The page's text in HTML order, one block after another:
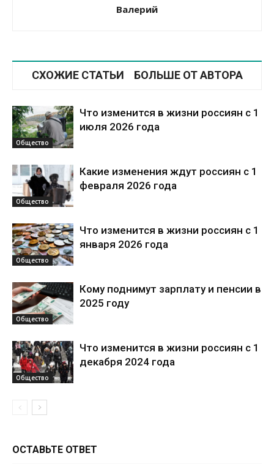
Валерий
СХОЖИЕ СТАТЬИ БОЛЬШЕ ОТ АВТОРА
Общество
Что изменится в жизни россиян с 1
июля 2026 года
Общество
Какие изменения ждут россиян с 1
февраля 2026 года
Общество
Что изменится в жизни россиян с 1
января 2026 года
Общество
Кому поднимут зарплату и пенсии в
2025 году
Общество
Что изменится в жизни россиян с 1
декабря 2024 года
ОСТАВЬТЕ ОТВЕТ